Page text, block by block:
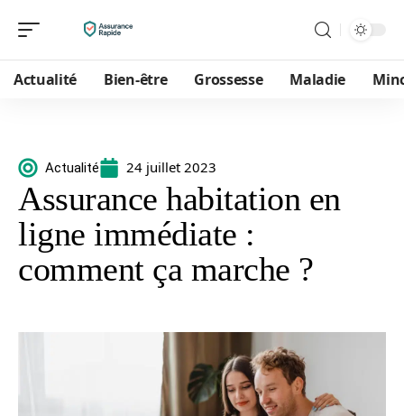
Actualité Bien-être Grossesse Maladie
Actualité 24 juillet 2023
Assurance habitation en
ligne immédiate :
comment ça marche ?